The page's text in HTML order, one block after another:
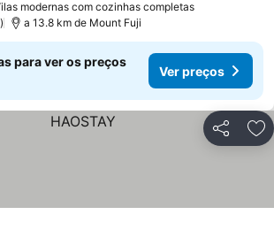
modernas com cozinhas completasVer preços
a 13.8 km de Mount Fuji
para ver os preços
Ver preços
Partilhar